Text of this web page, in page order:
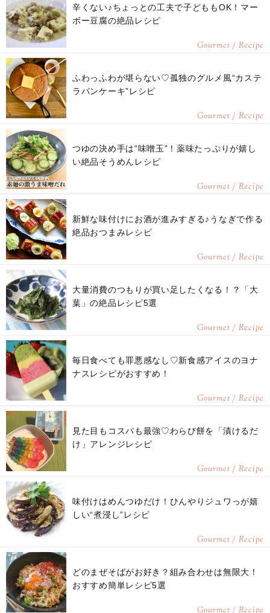
辛くない♪ちょっとの工夫で子どももOK！マー
ボー豆腐の絶品レシピ
Gourmet / Recipe
ふわっふわが堪らない♡孤独のグルメ風“カステ
ラパンケーキ”レシピ
Gourmet / Recipe
つゆの決め手は“味噌玉”！薬味たっぷりが嬉し
い絶品そうめんレシピ
Gourmet / Recipe
新鮮な味付けにお酒が進みすぎる♪うなぎで作る
絶品おつまみレシピ
Gourmet / Recipe
大量消費のつもりが買い足したくなる！？「大
葉」の絶品レシピ5選
Gourmet / Recipe
毎日食べても罪悪感なし♡新食感アイスのヨナ
ナスレシピがおすすめ！
Gourmet / Recipe
見た目もコスパも最強♡わらび餅を「漬けるだ
け」アレンジレシピ
Gourmet / Recipe
味付けはめんつゆだけ！ひんやりジュワっが嬉
しい“煮浸し”レシピ
Gourmet / Recipe
どのまぜそばがお好き？組み合わせは無限大！
おすすめ簡単レシピ5選
Gourmet / Recipe